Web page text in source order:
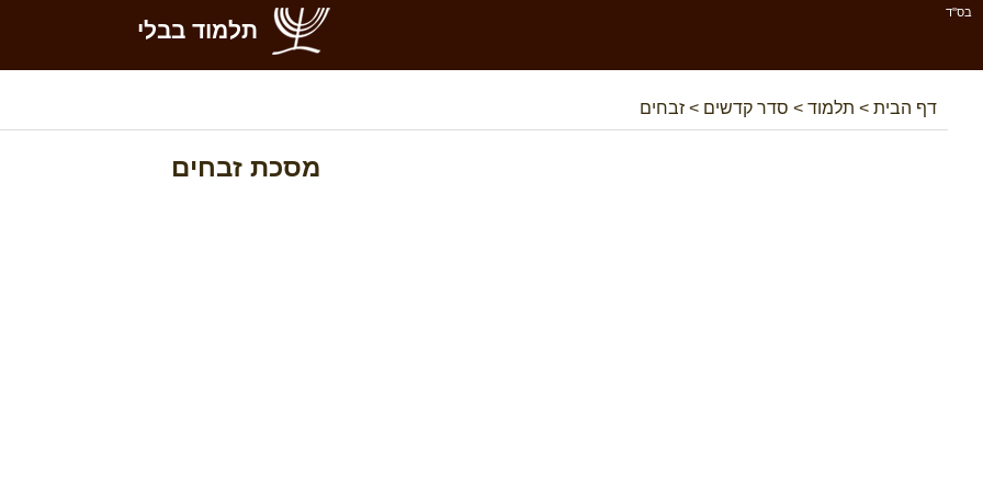
בס''ד
תלמוד בבלי
דף הבית > תלמוד > סדר קדשים > זבחים
מסכת זבחים